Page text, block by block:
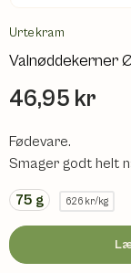
Urtekram
Valnøddekerner
46,95 kr
Fødevare.
Smager godt helt
75 g 626 kr/kg